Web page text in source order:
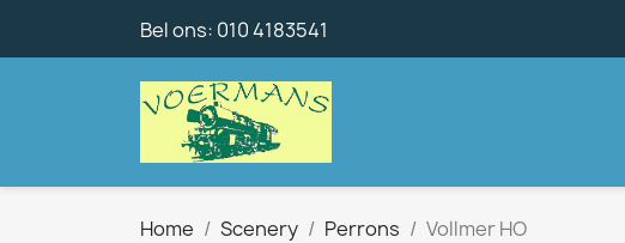
Bel ons: 010 4183541
Home Scenery Perrons Vollmer HO